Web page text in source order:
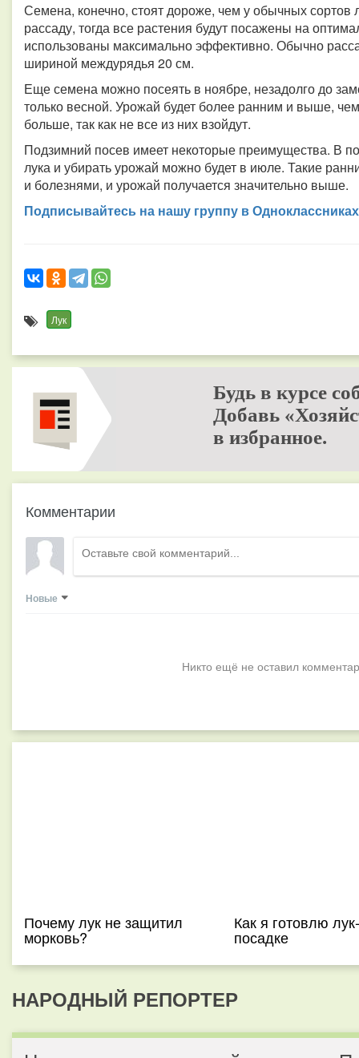
Семена, конечно, стоят дороже, чем у обычных сортов
рассаду, тогда все растения будут посажены на
использованы максимально эффективно. Обычно
шириной междурядья 20 см.
Еще семена можно посеять в ноябре, незадолго до
только весной. Урожай будет более ранним и выше,
больше, так как не все из них взойдут.
Подзимний посев имеет некоторые преимущества. В
лука и убирать урожай можно будет в июле. Такие
и болезнями, и урожай получается значительно выше.
Подписывайтесь на нашу группу в Одноклассниках
Лук
Будь в курсе
Добавь
в избранное.
Комментарии
Новые
Никто ещё не оставил
Почему лук не защитил
морковь?
Как я готовлю
посадке
НАРОДНЫЙ РЕПОРТЕР